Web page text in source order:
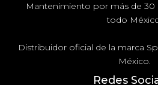
Mantenimiento por más de 30
todo
Distribuidor oficial de la marca
México.
Redes